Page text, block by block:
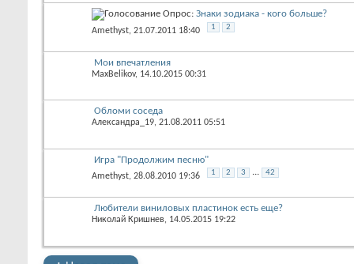
Опрос: Знаки зодиака - кого больше?
Amethyst, 21.07.2011 18:40 1 2
Мои впечатления
MaxBelikov, 14.10.2015 00:31
Обломи соседа
Александра_19, 21.08.2011 05:51
Игра "Продолжим песню"
Amethyst, 28.08.2010 19:36 1 2 3 ... 42
Любители виниловых пластинок есть еще?
Николай Кришнев, 14.05.2015 19:22